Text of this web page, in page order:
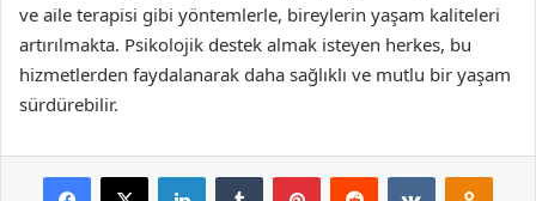
ve aile terapisi gibi yöntemlerle, bireylerin yaşam kaliteleri
artırılmakta. Psikolojik destek almak isteyen herkes, bu
hizmetlerden faydalanarak daha sağlıklı ve mutlu bir yaşam
sürdürebilir.
Facebook
X LinkedInTumblr PinterestReddit VKontakte